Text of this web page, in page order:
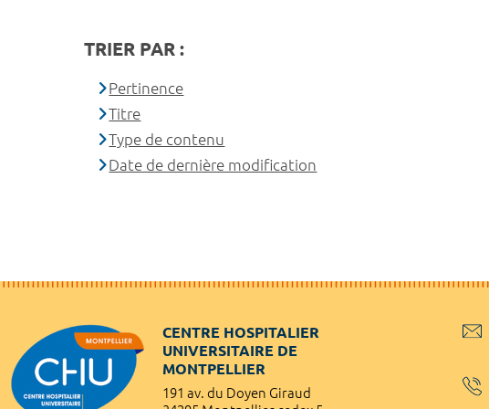
TRIER PAR :
Pertinence
Titre
Type de contenu
Date de dernière modification
CENTRE HOSPITALIER
UNIVERSITAIRE DE
MONTPELLIER
191 av. du Doyen Giraud